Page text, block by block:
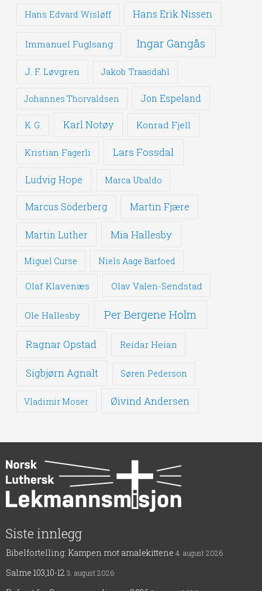
Hans Edvard Wisløff Hans Erik Nissen
Immanuel Fuglsang Ingar Gangås
J. F. Løvgren Jakob Traasdahl
Johannes Thorvaldsen Jon Espeland
K. G. Karl Notøy Konrad Fjell
Kristian Fagerli Lars Fossdal
Ludvig Hope Marca Ubaldo
Marcus Söderberg Martin Fjære
Martin Luther Mia Hallesby
Miguel Curse Niels Aage Barfoed
Olaf Klavenæs Olav Valen-Sendstad
Ole Hallesby Per Bergene Holm
Ragnar Opstad Reidar Heian
Sigbjørn Agnalt Søren Pederson
Vladimir Moser Øivind Andersen
Siste innlegg
Bibelfortelling: Kampen mot amalekittene 4. august 2026
Salme 103,10-12 3. august 2026